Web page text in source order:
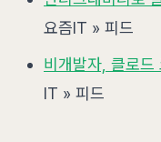
요즘IT » 피드
비개발자, 클로드
IT » 피드